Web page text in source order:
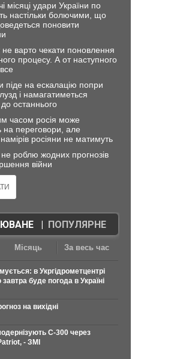
місяці удари України по
настільки болючими, що
поновити
не варто чекати поновлення
процесу. А от наступного
піде на ескалацію попри
і намагатиметься
останнього
часом росія може
на переговори, але
росіяни не матимуть
роблю жодних прогнозів
війни
| ПОПУЛЯРНЕ
Місяць За весь час
в Укргідрометцентрі
буде погода в Україні
на вихідні
С-300 через
- ЗМІ